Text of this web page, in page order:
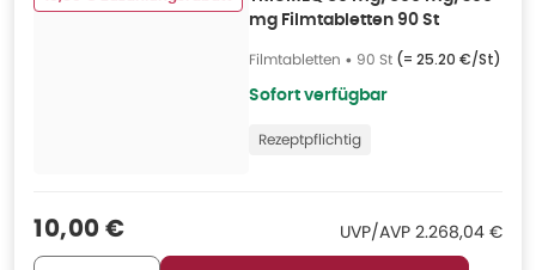
mg Filmtabletten 90 St
Filmtabletten • 90 St (= 25.20 €/St)
Sofort verfügbar
Rezeptpflichtig
Verkaufspreis
10,00 € UVP/AVP UVP/AVP
2.268,04 €